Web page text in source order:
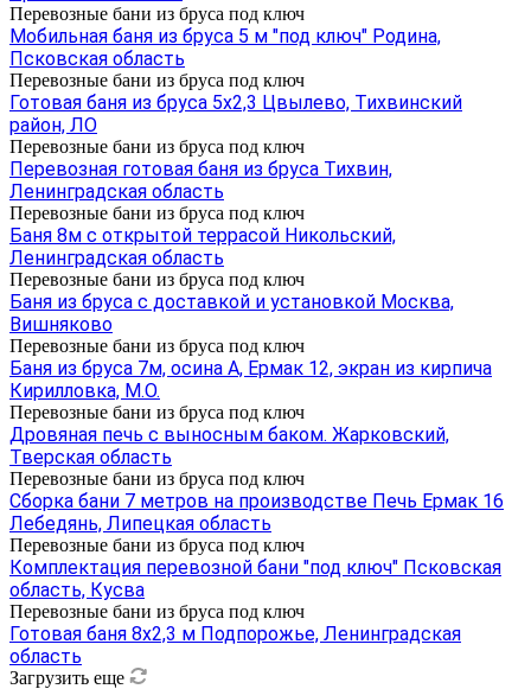
Перевозные бани из бруса под ключ
Мобильная баня из бруса 5 м "под ключ" Родина,
Псковская область
Перевозные бани из бруса под ключ
Готовая баня из бруса 5х2,3 Цвылево, Тихвинский
район, ЛО
Перевозные бани из бруса под ключ
Перевозная готовая баня из бруса Тихвин,
Ленинградская область
Перевозные бани из бруса под ключ
Баня 8м с открытой террасой Никольский,
Ленинградская область
Перевозные бани из бруса под ключ
Баня из бруса с доставкой и установкой Москва,
Вишняково
Перевозные бани из бруса под ключ
Баня из бруса 7м, осина А, Ермак 12, экран из кирпича
Кирилловка, М.О.
Перевозные бани из бруса под ключ
Дровяная печь с выносным баком. Жарковский,
Тверская область
Перевозные бани из бруса под ключ
Сборка бани 7 метров на производстве Печь Ермак 16
Лебедянь, Липецкая область
Перевозные бани из бруса под ключ
Комплектация перевозной бани "под ключ" Псковская
область, Кусва
Перевозные бани из бруса под ключ
Готовая баня 8х2,3 м Подпорожье, Ленинградская
область
Загрузить еще